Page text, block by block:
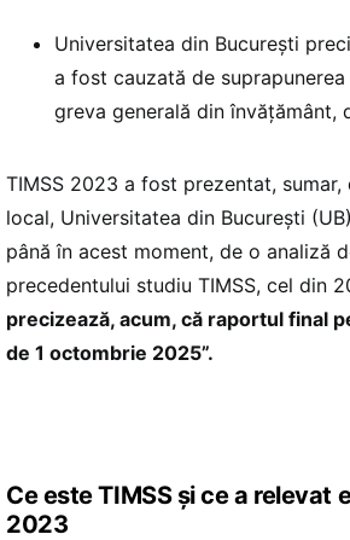
Universitatea din București
a fost cauzată de
greva generală din învățământ,
TIMSS 2023 a fost prezentat,
local, Universitatea din București
până în acest moment, de o analiză
precedentului studiu TIMSS, cel din
precizează, acum, că raportul final
de 1 octombrie 2025”.
Ce este TIMSS și ce a relevat
2023